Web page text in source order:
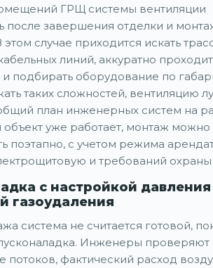
ГРЩ системы вентиляции
после завершения отделки и
этом случае приходится искать
линий, аккуратно
подбирать оборудование по
таких сложностей, вентиляцию
план инженерных систем на
объект уже работает, монтаж можно
поэтапно, с учетом режима
и требований охраны
с настройкой
газоудаления
система не считается готовой,
Инженеры проверяют
потоков, фактический расход